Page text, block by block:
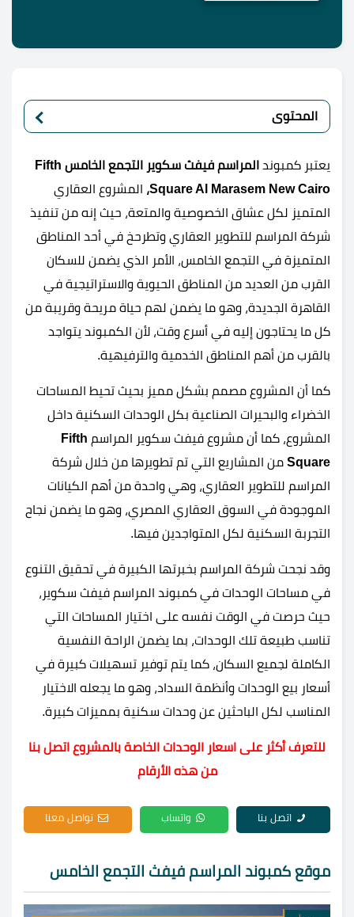
المحتوى
يعتبر كمبوند
المراسم فيفث سكوير التجمع الخامس Fifth
Square Al Marasem New Cairo، المشروع العقاري
المتميز لكل عشاق الخصوصية والمتعة، حيث إنه من تنفيذ
شركة المراسم للتطوير العقاري وتطرحخ في أحد المناطق
المتميزة في التجمع الخامس، الأمر الذي يضمن للسكان
القرب من العديد من المناطق الحيوية والاستراتيجية في
القاهرة الجديدة، وهو ما يضمن لهم حياة مريحة وقريبة من
كل ما يحتاجون إليه في أسرع وقت، لأن الكمبوند يتواجد
بالقرب من أهم المناطق الخدمية والترفيهية.
كما أن المشروع مصمم بشكل مميز بحيث تحيط المساحات
الخضراء والبحيرات الصناعية بكل الوحدات السكنية داخل
المشروع، كما أن مشروع فيفث سكوير المراسم Fifth
Square من المشاريع التي تم تطويرها من خلال شركة
المراسم للتطوير العقاري، وهي واحدة من أهم الكيانات
الموجودة في السوق العقاري المصري، وهو ما يضمن نجاح
التجربة السكنية لكل المتواجدين فيها.
وقد نجحت شركة المراسم بخبرتها الكبيرة في تحقيق التنوع
في مساحات الوحدات في كمبوند المراسم فيفث سكوير،
حيث حرصت في الوقت نفسه على اختيار المساحات التي
تناسب طبيعة تلك الوحدات، بما يضمن الراحة النفسية
الكاملة لجميع السكان، كما يتم توفير تسهيلات كبيرة في
أسعار بيع الوحدات وأنظمة السداد، وهو ما يجعله الاختيار
المناسب لكل الباحثين عن وحدات سكنية بمميزات كبيرة.
للتعرف أكثر على اسعار الوحدات الخاصة بالمشروع اتصل بنا
من هذه الأرقام
اتصل بنا واتساب تواصل معنا
موقع كمبوند المراسم فيفث التجمع الخامس